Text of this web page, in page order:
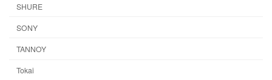
SHURE
SONY
TANNOY
Tokai